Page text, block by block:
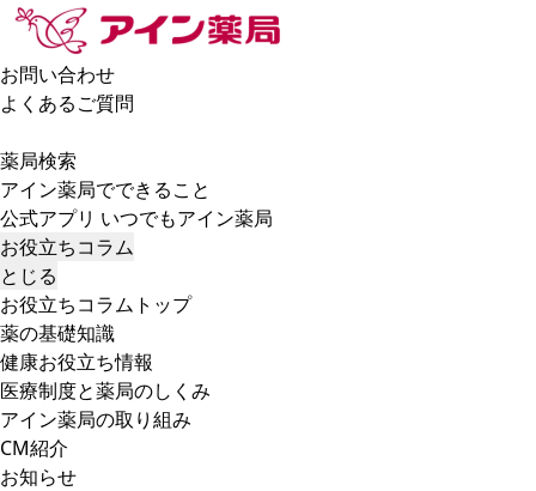
お問い合わせ
よくあるご質問
薬局検索
アイン薬局でできること
公式アプリ いつでもアイン薬局
お役立ちコラム
とじる
お役立ちコラムトップ
薬の基礎知識
健康お役立ち情報
医療制度と薬局のしくみ
アイン薬局の取り組み
CM紹介
お知らせ